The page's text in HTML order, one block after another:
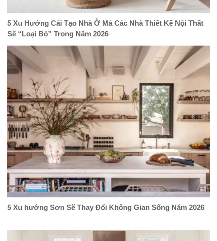
5 Xu Hướng Cải Tạo Nhà Ở Mà Các Nhà Thiết Kế Nội Thất
Sẽ “Loại Bỏ” Trong Năm 2026
5 Xu hướng Sơn Sẽ Thay Đổi Không Gian Sống Năm 2026